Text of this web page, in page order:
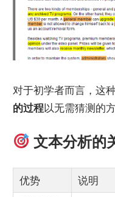
对于初学者而言，这
的过程以无需猜测的
文本分析的
优势
说明